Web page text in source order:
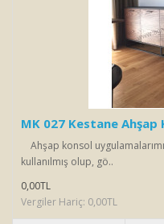
MK 027 Kestane Ahşap
Ahşap konsol
kullanılmış olup, gö..
0,00TL
Vergiler Hariç: 0,00TL